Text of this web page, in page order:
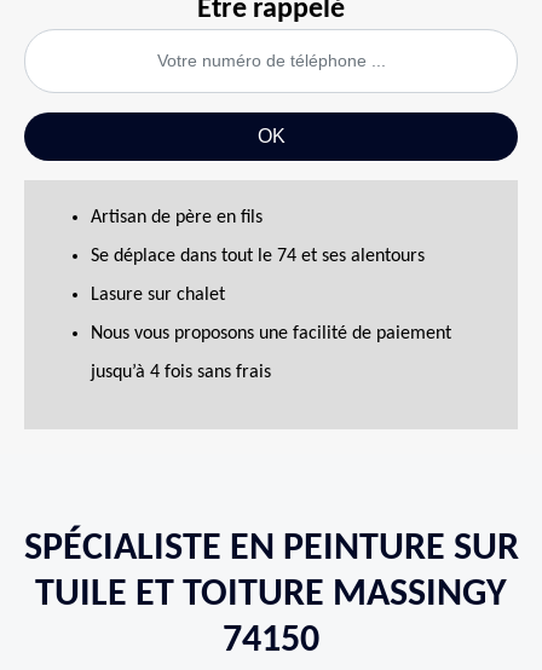
Être rappelé
Artisan de père en fils
Se déplace dans tout le 74 et ses alentours
Lasure sur chalet
Nous vous proposons une facilité de paiement
jusqu’à 4 fois sans frais
SPÉCIALISTE EN PEINTURE SUR
TUILE ET TOITURE MASSINGY
74150